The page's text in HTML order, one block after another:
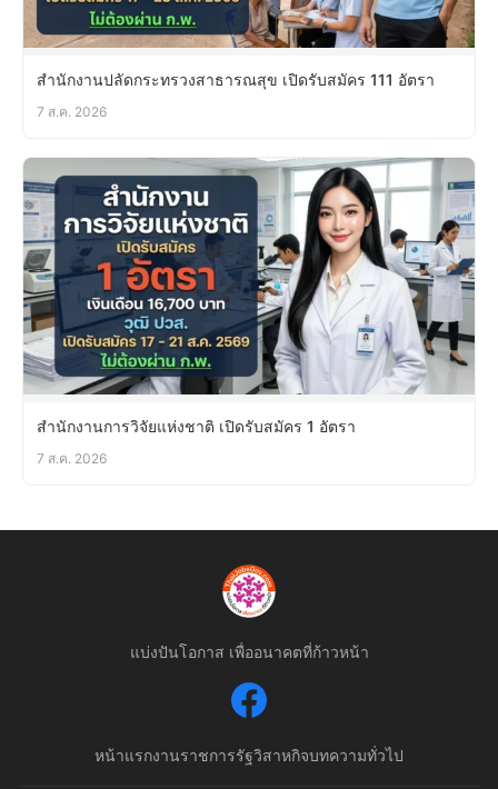
สำนักงานปลัดกระทรวงสาธารณสุข เปิดรับสมัคร 111 อัตรา
7 ส.ค. 2026
สำนักงานการวิจัยแห่งชาติ เปิดรับสมัคร 1 อัตรา
7 ส.ค. 2026
แบ่งปันโอกาส เพื่ออนาคตที่ก้าวหน้า
หน้าแรกงานราชการรัฐวิสาหกิจบทความทั่วไป